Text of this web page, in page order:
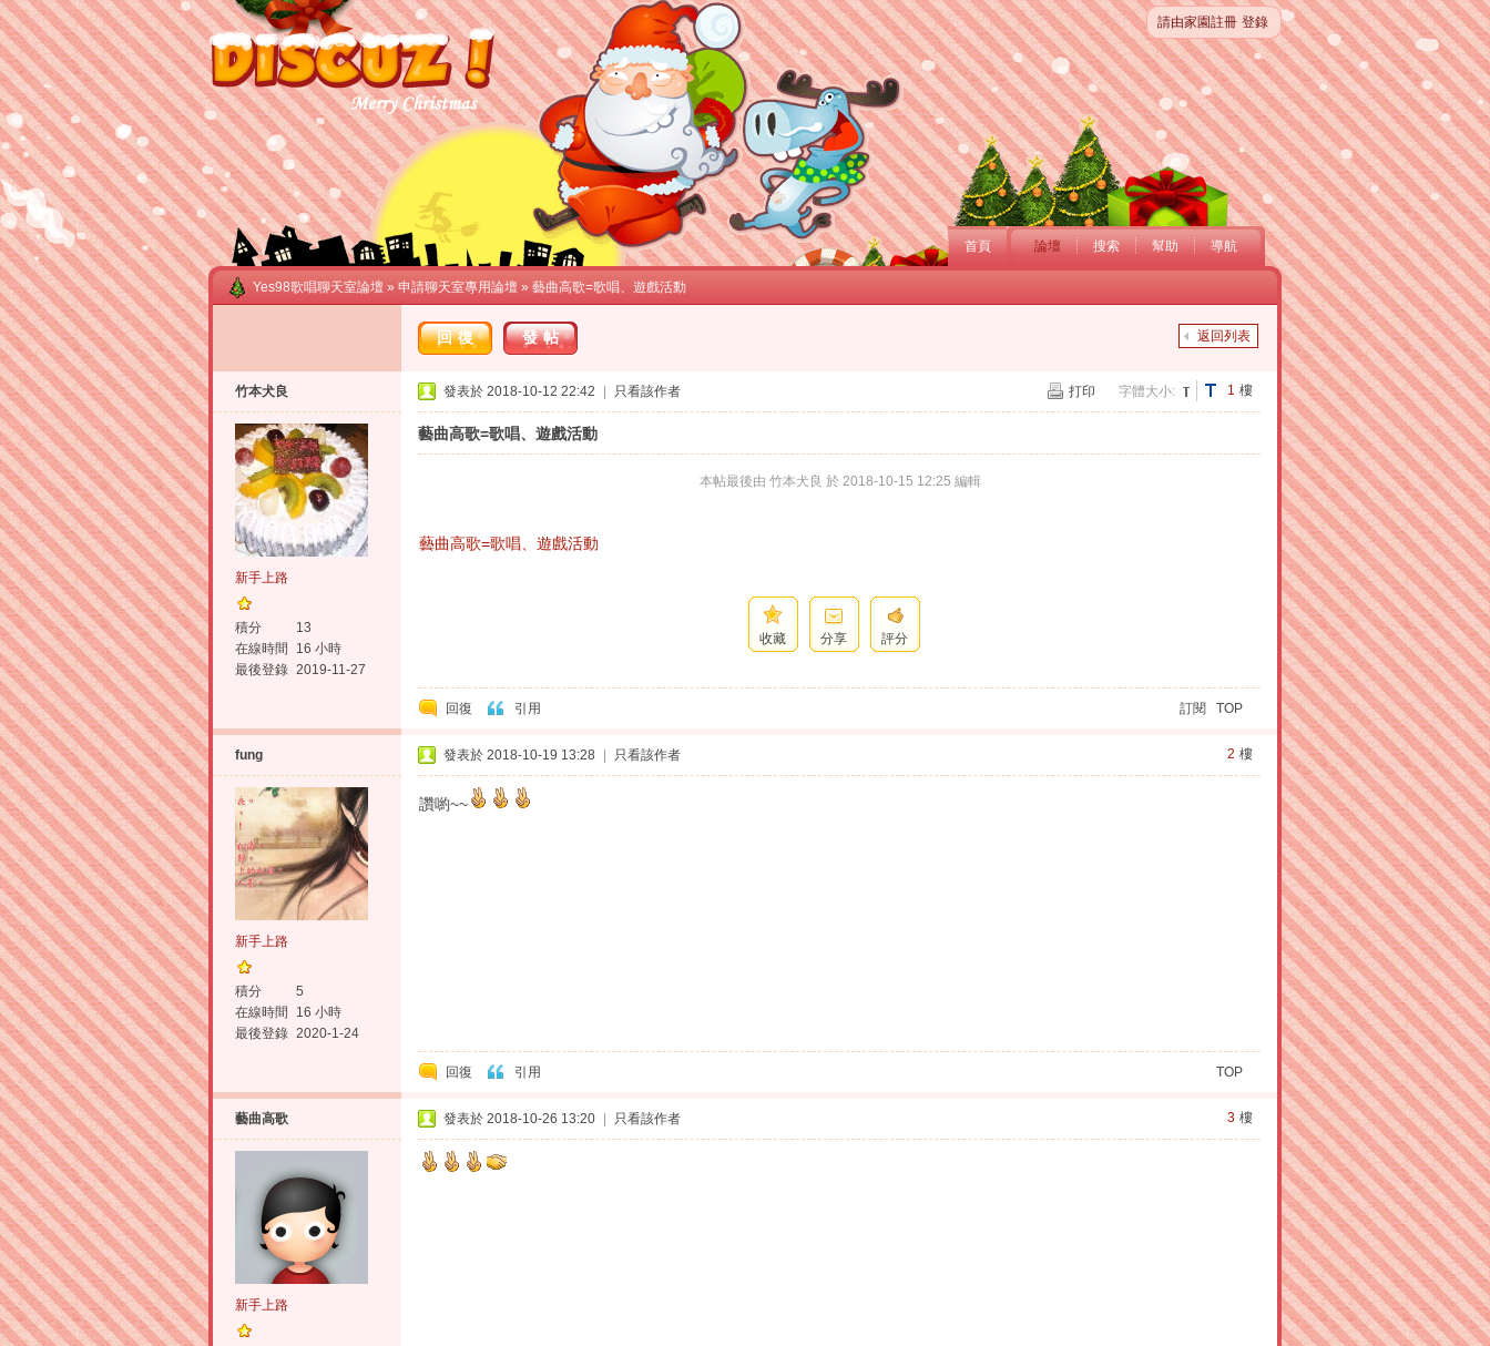
請由家園註冊 登錄
首頁 論壇 搜索 幫助 導航
Yes98歌唱聊天室論壇 » 申請聊天室專用論壇 » 藝曲高歌=歌唱、遊戲活動
返回列表
回復 發帖
竹本犬良
新手上路
積分
13
在線時間
16 小時
最後登錄 2019-11-27
1 樓
打印 字體大小:
發表於 2018-10-12 22:42 只看該作者
藝曲高歌=歌唱、遊戲活動
本帖最後由 竹本犬良 於 2018-10-15 12:25 編輯
藝曲高歌=歌唱、遊戲活動
收藏 分享 評分
回復 引用 訂閱 TOP
fung
新手上路
積分
5
在線時間
16 小時
最後登錄 2020-1-24
2 樓
發表於 2018-10-19 13:28 只看該作者
讚喲~~
回復 引用 TOP
藝曲高歌
新手上路
3 樓
發表於 2018-10-26 13:20 只看該作者